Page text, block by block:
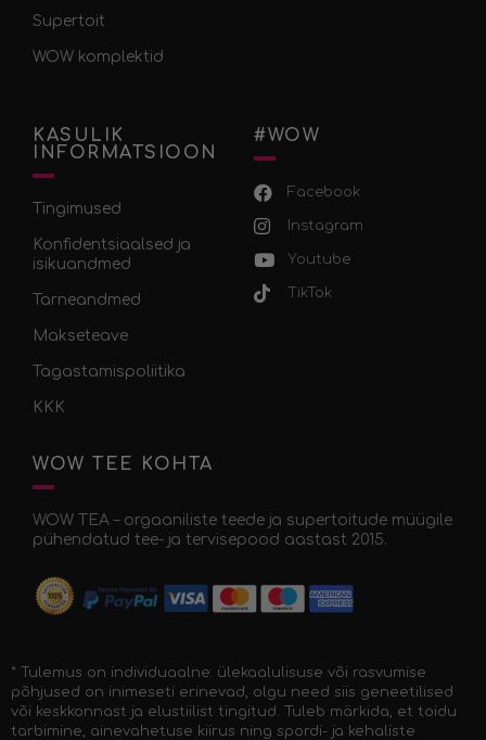
Supertoit
WOW komplektid
KASULIK
INFORMATSIOON
Tingimused
Konfidentsiaalsed ja
isikuandmed
Tarneandmed
Makseteave
Tagastamispoliitika
KKK
#WOW
Facebook
Instagram
Youtube
TikTok
WOW TEE KOHTA
WOW TEA – orgaaniliste teede ja supertoitude müügile
pühendatud tee- ja tervisepood aastast 2015.
* Tulemus on individuaalne: ülekaalulisuse või rasvumise
põhjused on inimeseti erinevad, olgu need siis geneetilised
või keskkonnast ja elustiilist tingitud. Tuleb märkida, et toidu
tarbimine, ainevahetuse kiirus ning spordi- ja kehaliste